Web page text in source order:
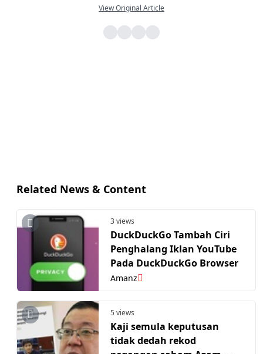
View Original Article
Related News & Content
3 views
DuckDuckGo Tambah Ciri
Penghalang Iklan YouTube
Pada DuckDuckGo Browser
Amanz
5 views
Kaji semula keputusan
tidak dedah rekod